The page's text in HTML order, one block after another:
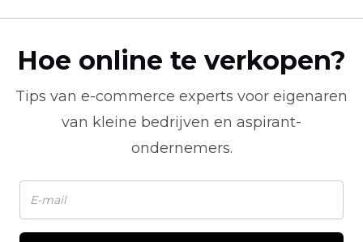
Hoe online te verkopen?
Tips van e-commerce experts voor eigenaren
van kleine bedrijven en aspirant-
ondernemers.